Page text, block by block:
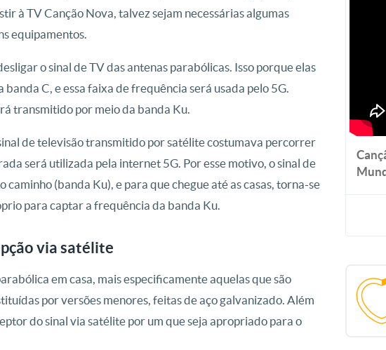
à TV Canção Nova, talvez sejam necessárias algumas
equipamentos.
o sinal de TV das antenas parabólicas. Isso porque elas
C, e essa faixa de frequência será usada pelo 5G.
transmitido por meio da banda Ku.
de televisão transmitido por satélite costumava percorrer
será utilizada pela internet 5G. Por esse motivo, o sinal de
(banda Ku), e para que chegue até as casas, torna-se
para captar a frequência da banda Ku.
via satélite
em casa, mais especificamente aquelas que são
por versões menores, feitas de aço galvanizado. Além
do sinal via satélite por um que seja apropriado para o